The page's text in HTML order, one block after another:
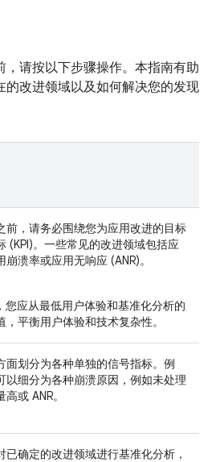
，请按以下步骤操作。本指南有助
的改进领域以及如何解决您的发现
前，请务必围绕您为应用改进的目标
(KPI)。一些常见的改进领域包括应
溃率或应用无响应 (ANR)。
您应从最低用户体验和基准化分析的
平衡用户体验和技术复杂性。
面划分为各种单独的信号指标。例
以细分为各种崩溃原因，例如未处理
或 ANR。
已确定的改进领域进行基准化分析，